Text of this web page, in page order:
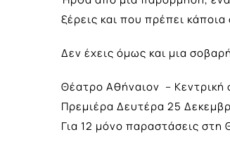
ξέρεις και που πρέπει
Δεν έχεις όμως και μια
Θέατρο Αθήναιον – Κεντρική
Πρεμιέρα Δευτέρα 25
Για 12 μόνο παραστάσεις στη